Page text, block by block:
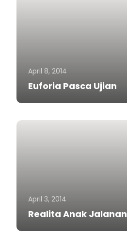
April 8, 2014
Euforia Pasca Ujian
April 3, 2014
Realita Anak Jalanan